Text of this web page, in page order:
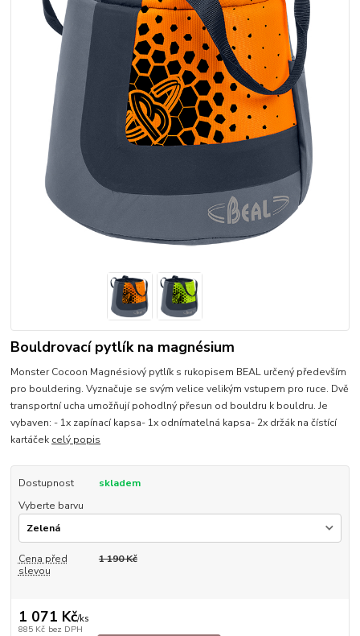
Bouldrovací pytlík na magnésium
Monster Cocoon Magnésiový pytlík s rukopisem BEAL určený především
pro bouldering. Vyznačuje se svým velice velikým vstupem pro ruce. Dvě
transportní ucha umožňují pohodlný přesun od bouldru k bouldru. Je
vybaven: - 1x zapínací kapsa- 1x odnímatelná kapsa- 2x držák na čístící
kartáček celý popis
Dostupnost
skladem
Vyberte barvu
Cena před
slevou
1 190 Kč
1 071 Kč/ks
885 Kč bez DPH